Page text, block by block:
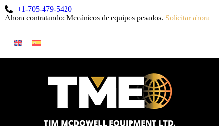
+1-705-479-5420
Ahora contratando: Mecánicos de equipos pesados. Solicitar ahora